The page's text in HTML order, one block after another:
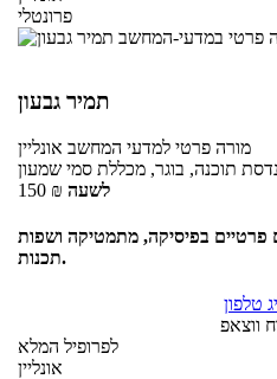
פרונטלי
תמיר גבעון
מורה פרטי למדעי המחשב אונליין
תוכנה, בוגר, מכללת סמי שמעון
150 ₪ לשעה
פרטיים בפיסיקה, מתמטיקה ושפות
תכנות.
טלפון
ווצאפ
לפרופיל המלא
אונליין